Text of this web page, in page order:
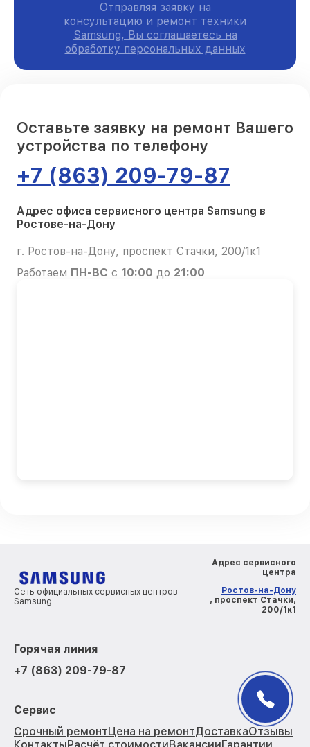
Отправляя заявку на
консультацию и ремонт техники
Samsung, Вы соглашаетесь на
обработку персональных данных
Оставьте заявку на ремонт Вашего
устройства по телефону
+7 (863) 209-79-87
Адрес офиса сервисного центра Samsung в
Ростове-на-Дону
г. Ростов-на-Дону, проспект Стачки, 200/1к1
Работаем ПН-ВС с 10:00 до 21:00
Сеть официальных сервисных центров
Samsung
Адрес сервисного
центра
Ростов-на-Дону
, проспект Стачки,
200/1к1
Горячая линия
+7 (863) 209-79-87
Сервис
Срочный ремонтЦена на ремонтДоставкаОтзывы